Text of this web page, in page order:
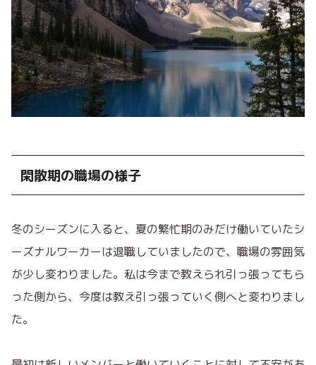
閑散期の職場の様子
冬のシーズンに入ると、夏の繁忙期のみだけ働いていたシ
ーズナルワーカーは退職していましたので、職場の雰囲気
が少し変わりました。私は今まで教えられ引っ張ってもら
った側から、今度は教え引っ張っていく側へと変わりまし
た。